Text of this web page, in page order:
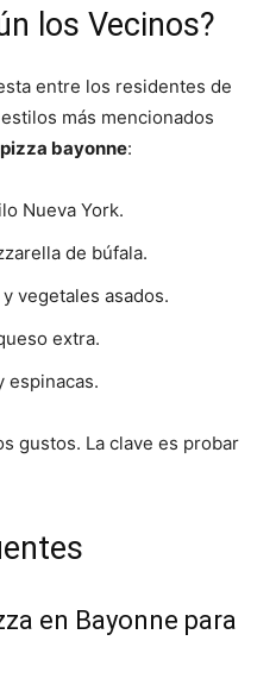
los Vecinos?
entre los residentes de
más mencionados
bayonne:
Nueva York.
de búfala.
vegetales asados.
extra.
espinacas.
gustos. La clave es probar
en Bayonne para